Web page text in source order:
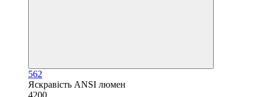
562
Яскравість ANSI люмен
4200